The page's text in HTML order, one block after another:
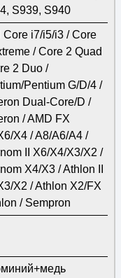
S939, S940
Core i7/i5/i3 / Core
/ Core 2 Quad
2 Duo /
Pentium G/D/4 /
Dual-Core/D /
/ AMD FX
X4 / A8/A6/A4 /
II X6/X4/X3/X2 /
X4/X3 / Athlon II
X2 / Athlon X2/FX
/ Sempron